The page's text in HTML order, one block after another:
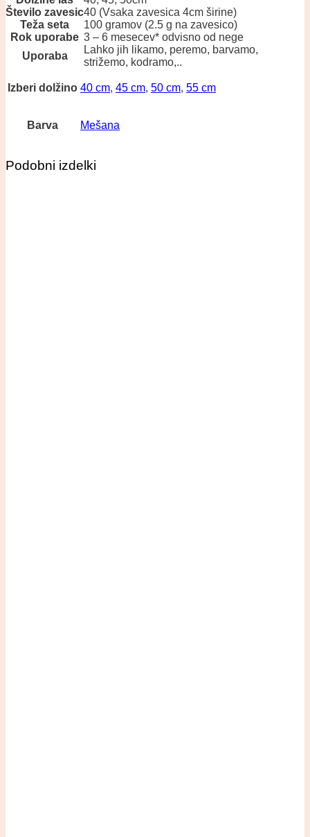
Število zavesic40 (Vsaka zavesica 4cm širine)
Teža seta
100 gramov (2.5 g na zavesico)
Rok uporabe 3 – 6 mesecev* odvisno od nege
Uporaba
Lahko jih likamo, peremo, barvamo,
strižemo, kodramo,..
Izberi dolžino 40 cm, 45 cm, 50 cm, 55 cm
Barva Mešana
Podobni izdelki